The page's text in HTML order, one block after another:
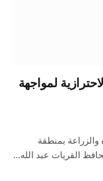
لمواجهة
والزراعة بمنطقة
القريات عبد الله…